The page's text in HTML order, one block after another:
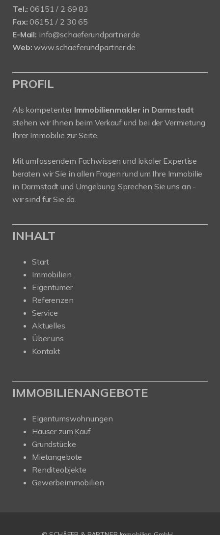
Tel.: 06151 / 2 69 83
Fax: 06151 / 2 30 65
E-Mail: info@schaeferundpartner.de
Web: www.schaeferundpartner.de
PROFIL
Als kompetenter Immobilienmakler in Darmstadt
stehen wir Ihnen beim Verkauf und bei der Vermietung
Ihrer Immobilie zur Seite.
Mit umfassendem Fachwissen und lokaler Expertise
beraten wir Sie in allen Fragen rund um Ihre Immobilie
in Darmstadt und Umgebung. Sprechen Sie uns an -
wir sind für Sie da.
INHALT
Start
Immobilien
Eigentümer
Referenzen
Service
Aktuelles
Über uns
Kontakt
IMMOBILIENANGEBOTE
Eigentumswohnungen
Häuser zum Kauf
Grundstücke
Mietangebote
Renditeobjekte
Gewerbeimmobilien